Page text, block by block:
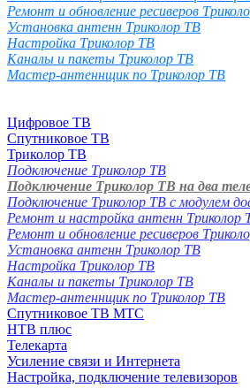
Ремонт и обновление ресиверов
Установка антенн Триколор ТВ
Настройка Триколор ТВ
Каналы и пакеты Триколор ТВ
Мастер-антеннщик по Триколор ТВ
Цифровое ТВ
Спутниковое ТВ
Триколор ТВ
Подключение Триколор ТВ
Подключение Триколор ТВ на два
Подключение Триколор ТВ с модулем
Ремонт и настройка антенн Триколор
Ремонт и обновление ресиверов
Установка антенн Триколор ТВ
Настройка Триколор ТВ
Каналы и пакеты Триколор ТВ
Мастер-антеннщик по Триколор ТВ
Спутниковое ТВ МТС
НТВ плюс
Телекарта
Усиление связи и Интернета
Настройка, подключение телевизоров